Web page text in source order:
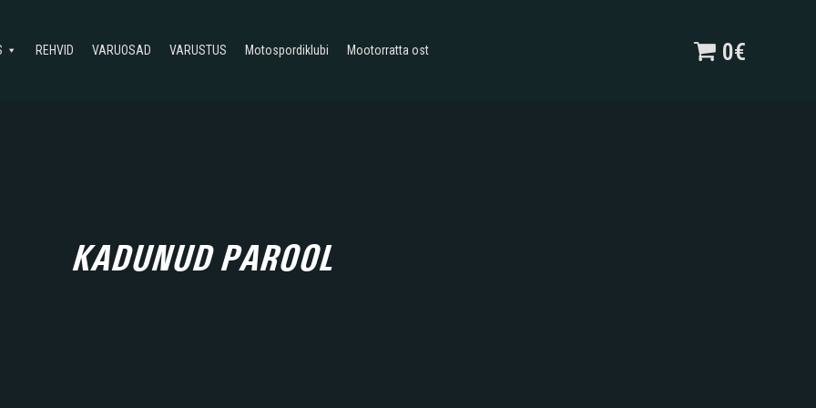
REHVID VARUOSAD VARUSTUS Motospordiklubi Mootorratta ost 0€
KADUNUD PAROOL